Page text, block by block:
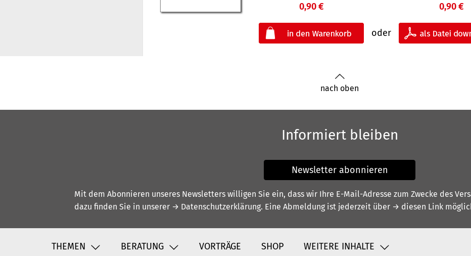
0,90 €
oder
0,90 €
nach oben
Informiert bleiben
Newsletter abonnieren
Mit dem Abonnieren unseres Newsletters willigen Sie ein, dass wir Ihre E-Mail-Adresse zum Zwecke des
dazu finden Sie in unserer → Datenschutzerklärung. Eine Abmeldung ist jederzeit über → diesen Link
THEMEN BERATUNG VORTRÄGE SHOP WEITERE INHALTE